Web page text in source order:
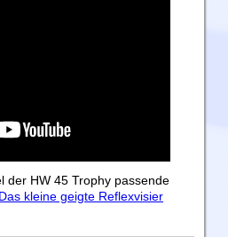
der HW 45 Trophy passende
Das kleine geigte Reflexvisier